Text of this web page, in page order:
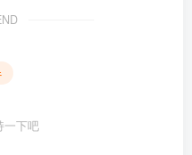
一下吧